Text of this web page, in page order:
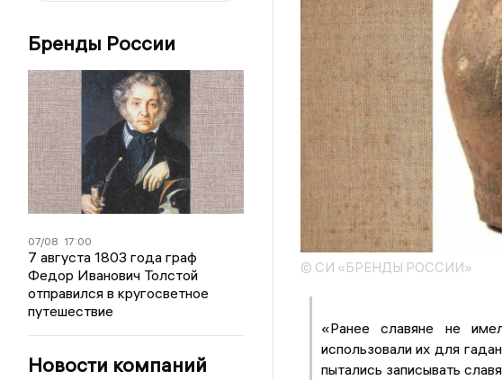
Бренды России
07/08 17:00
7 августа 1803 года граф
Федор Иванович Толстой
отправился в кругосветное
путешествие
Новости компаний
© СИ «БРЕНДЫ РОССИИ»
«Ранее славяне не
использовали их для
пытались записывать